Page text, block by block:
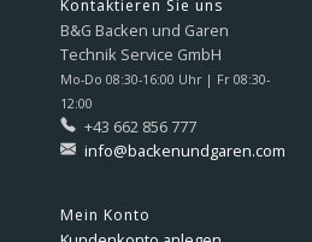
Kontaktieren Sie uns
B&G Backen und Garen
Technik Service GmbH
Mo-Do 08:30-16:00 Uhr | Fr 08:30-
12:00
+43 662 856 777
info@backenundgaren.com
Mein Konto